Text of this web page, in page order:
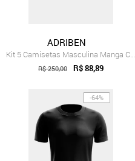
ADRIBEN
Kit 5 Camisetas Masculina Manga Curta Dr...
R$ 250,00 R$ 88,89
-64%